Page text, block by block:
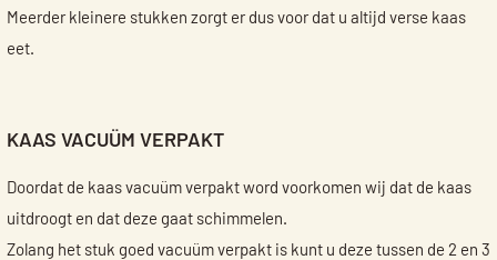
Meerder kleinere stukken zorgt er dus voor dat u altijd verse kaas
eet.
KAAS VACUÜM VERPAKT
Doordat de kaas vacuüm verpakt word voorkomen wij dat de kaas
uitdroogt en dat deze gaat schimmelen.
Zolang het stuk goed vacuüm verpakt is kunt u deze tussen de 2 en 3